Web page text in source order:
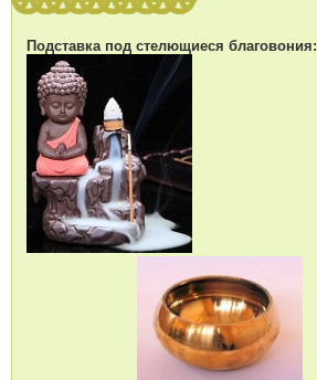
Подставка под стелющиеся благовония: